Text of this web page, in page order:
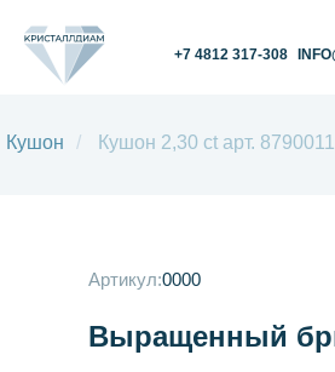
+7 4812 317-308
Кушон / Кушон 2,30 ct арт. 8790011
Выращенный
Артикул:0000